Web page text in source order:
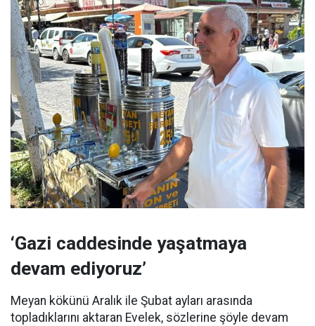
‘Gazi caddesinde yaşatmaya
devam ediyoruz’
Meyan kökünü Aralık ile Şubat ayları arasında
topladıklarını aktaran Evelek, sözlerine şöyle devam